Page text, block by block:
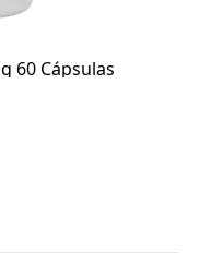
60 Cápsulas